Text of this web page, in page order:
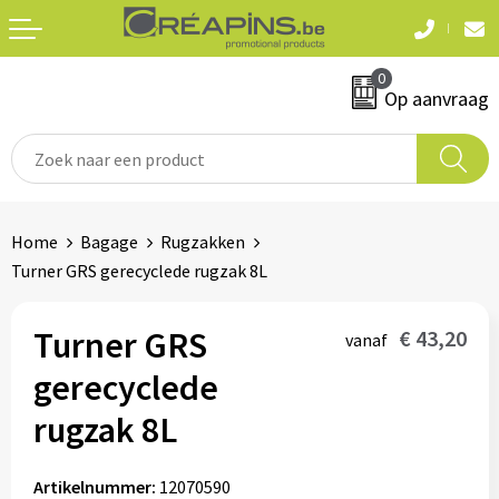
0
Op aanvraag
T-shirts
Sweaters en hoodies
Jassen
Hemden
Automerken
Eten & drinken
Snoepgoed
Waterflesjes
Home Bagage
Rugzakken
Turner GRS gerecyclede rugzak 8L
Turner GRS
gerecyclede
rugzak 8L
vanaf € 43,20
Artikelnummer: 12070590